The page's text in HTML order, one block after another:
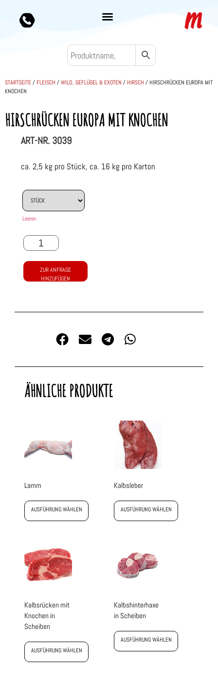
STARTSEITE/ FLEISCH /WILD, GEFLÜGEL & EXOTEN / HIRSCH / HIRSCHRÜCKEN EUROPA MIT
KNOCHEN
HIRSCHRÜCKEN EUROPA MIT KNOCHEN
ART-NR. 3039
ca. 2,5 kg pro Stück, ca. 16 kg pro Karton
Leeren
ZUR ANFRAGE
HINZUFÜGEN
ÄHNLICHE PRODUKTE
Lamm
AUSFÜHRUNG WÄHLEN
Kalbsleber
AUSFÜHRUNG WÄHLEN
Kalbsrücken mit
Knochen in
Scheiben
AUSFÜHRUNG WÄHLEN
Kalbshinterhaxe
in Scheiben
AUSFÜHRUNG WÄHLEN